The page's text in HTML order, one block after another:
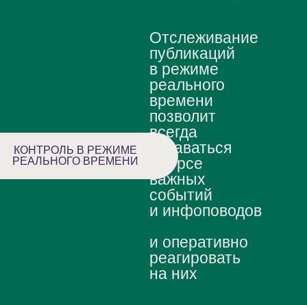
КОНТРОЛЬ В РЕЖИМЕ
РЕАЛЬНОГО ВРЕМЕНИ
Отслеживание
публикаций
в режиме
реального
времени
позволит
всегда
оставаться
в курсе
важных
событий
и инфоповодов
и оперативно
реагировать
на них